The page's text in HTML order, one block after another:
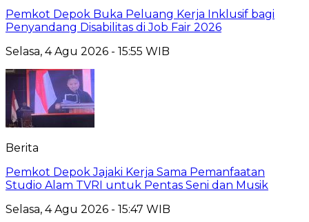
Pemkot Depok Buka Peluang Kerja Inklusif bagi
Penyandang Disabilitas di Job Fair 2026
Selasa, 4 Agu 2026 - 15:55 WIB
Berita
Pemkot Depok Jajaki Kerja Sama Pemanfaatan
Studio Alam TVRI untuk Pentas Seni dan Musik
Selasa, 4 Agu 2026 - 15:47 WIB